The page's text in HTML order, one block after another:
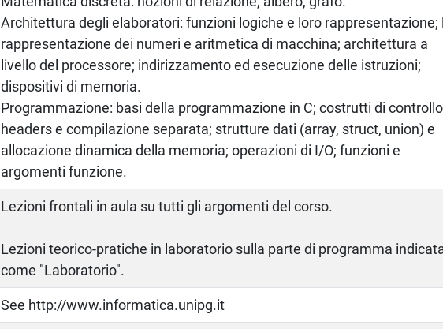
Architettura degli elaboratori: funzioni logiche e loro rappresentazione;
rappresentazione dei numeri e aritmetica di macchina; architettura a
livello del processore; indirizzamento ed esecuzione delle istruzioni;
dispositivi di memoria.
Programmazione: basi della programmazione in C; costrutti di
headers e compilazione separata; strutture dati (array, struct, union) e
allocazione dinamica della memoria; operazioni di I/O; funzioni e
argomenti funzione.
Lezioni frontali in aula su tutti gli argomenti del corso.
Lezioni teorico-pratiche in laboratorio sulla parte di programma
come "Laboratorio".
See http://www.informatica.unipg.it